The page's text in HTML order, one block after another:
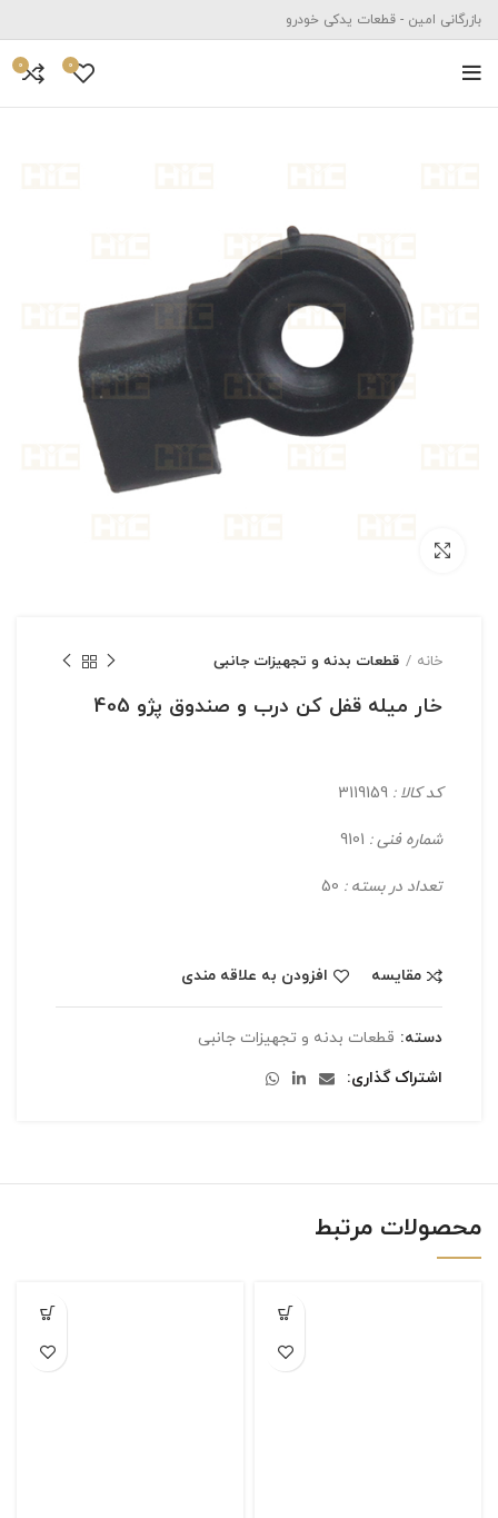
بازرگانی امین - قطعات یدکی خودرو
0
0
خانه قطعات بدنه و تجهیزات جانبی
خار میله قفل کن درب و صندوق پژو 405
کد کالا :
شماره فنی :
تعداد در بسته :
مقایسه افزودن به علاقه مندی
دسته: قطعات بدنه و تجهیزات جانبی
اشتراک گذاری
محصولات مرتبط